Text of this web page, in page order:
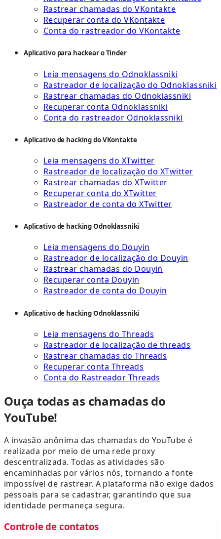
Rastrear chamadas do VKontakte
Recuperar conta do VKontakte
Conta do rastreador do VKontakte
Aplicativo para hackear o Tinder
Leia mensagens do Odnoklassniki
Rastreador de localização do Odnoklassniki
Rastrear chamadas do Odnoklassniki
Recuperar conta Odnoklassniki
Conta do rastreador Odnoklassniki
Aplicativo de hacking do VKontakte
Leia mensagens do XTwitter
Rastreador de localização do XTwitter
Rastrear chamadas do XTwitter
Recuperar conta do XTwitter
Rastreador de conta do XTwitter
Aplicativo de hacking Odnoklassniki
Leia mensagens do Douyin
Rastreador de localização do Douyin
Rastrear chamadas do Douyin
Recuperar conta Douyin
Rastreador de conta do Douyin
Aplicativo de hacking Odnoklassniki
Leia mensagens do Threads
Rastreador de localização de threads
Rastrear chamadas do Threads
Recuperar conta Threads
Conta do Rastreador Threads
Ouça todas as chamadas do
YouTube!
A invasão anônima das chamadas do YouTube é
realizada por meio de uma rede proxy
descentralizada. Todas as atividades são
encaminhadas por vários nós, tornando a fonte
impossível de rastrear. A plataforma não exige dados
pessoais para se cadastrar, garantindo que sua
identidade permaneça segura.
Controle de contatos